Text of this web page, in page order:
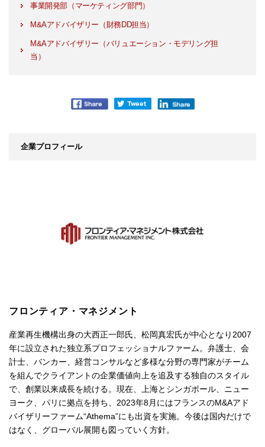
事業開発部（マーケティング部門）
M&Aアドバイザリー（財務DD担当）
M&Aアドバイザリー（バリュエーション・モデリング担
当）
企業プロフィール
フロンティア・マネジメント
産業再生機構出身の大西正一郎氏、松岡真宏氏が中心となり2007
年に設立された独立系プロフェッショナルファーム。弁護士、会
計士、バンカー、経営コンサルなど多様な分野の専門家がチーム
を組んでクライアントの企業価値向上を追及する独自のスタイル
で、創業以来成長を続ける。現在、上海とシンガポール、ニュー
ヨーク、パリに拠点を持ち、2023年8月にはフランスのM&Aアド
バイザリーファーム“Athema”にも出資を実施。今後は国内だけで
はなく、グローバル展開も図っていく方針。